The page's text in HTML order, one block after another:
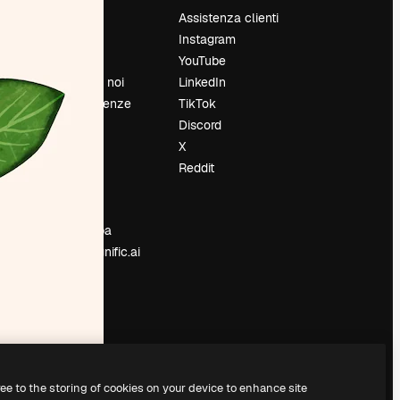
Lavora con noi
Cerca tendenze
Blog
Eventi
Sala stampa
Cerchi magnific.ai
Assistenza clienti
Instagram
YouTube
LinkedIn
TikTok
Discord
X
Reddit
to the storing of cookies on your device to enhance site